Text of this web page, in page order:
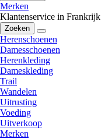
Merken
Klantenservice in Frankrijk
Zoeken
Herenschoenen
Damesschoenen
Herenkleding
Dameskleding
Trail
Wandelen
Uitrusting
Voeding
Uitverkoop
Merken